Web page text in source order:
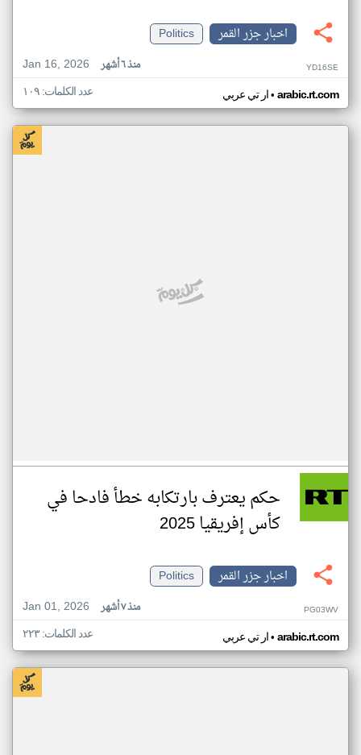
اخبار جزر القمر
Politics
Jan 16, 2026
منذ ٦ أشهر YD16SE
ار تي عربي• arabic.rt.com عدد الكلمات: ١٠٩
حكم يعترف بارتكابه خطأ فادحا في
كأس إفريقيا 2025
اخبار جزر القمر
Politics
Jan 01, 2026
منذ ٧ أشهر PG03WV
ار تي عربي• arabic.rt.com عدد الكلمات: ٢٢٣